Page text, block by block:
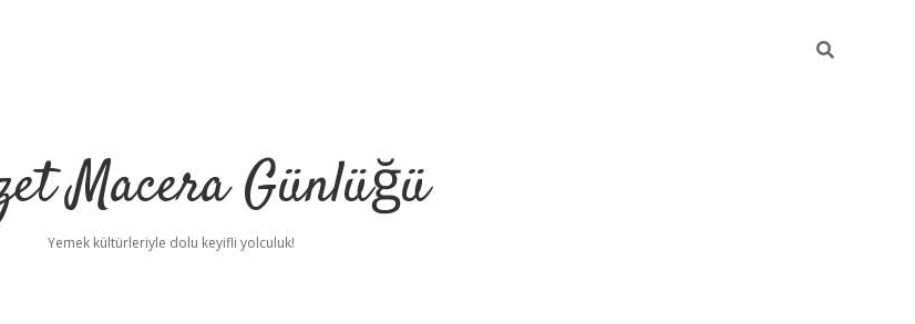
Macera Günlüğü
Yemek kültürleriyle dolu keyifli yolculuk!